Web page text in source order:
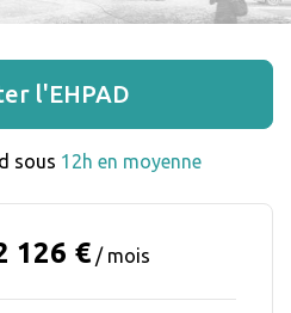
l'EHPAD
sous 12h en moyenne
126 €/ mois